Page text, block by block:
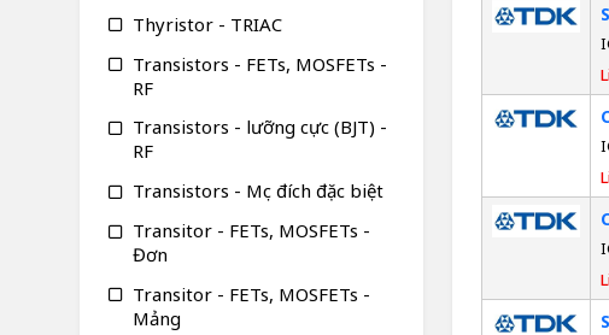
Thyristor - TRIAC
Transistors - FETs, MOSFETs -
RF
Transistors - lưỡng cực (BJT) -
RF
Transistors - Mục đích đặc biệt
Transitor - FETs, MOSFETs -
Đơn
Transitor - FETs, MOSFETs -
Mảng